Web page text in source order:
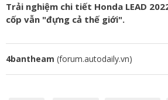
Trải nghiệm chi tiết Honda LEAD
cốp vẫn "đựng cả thế giới".
4bantheam (forum.autodaily.vn)